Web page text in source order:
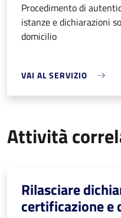
Procedimento di
istanze e dichiarazioni
domicilio
VAI AL SERVIZIO
Attività
Rilasciare
certificazione